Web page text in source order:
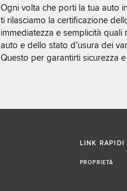
Ogni volta che porti la tua auto
ti rilasciamo la certificazione
immediatezza e semplicità
auto e dello stato d’usura dei
Questo per garantirti sicurezza
LINK RAPIDI
PROPRIETÀ